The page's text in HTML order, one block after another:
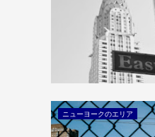
ニューヨークのエリア